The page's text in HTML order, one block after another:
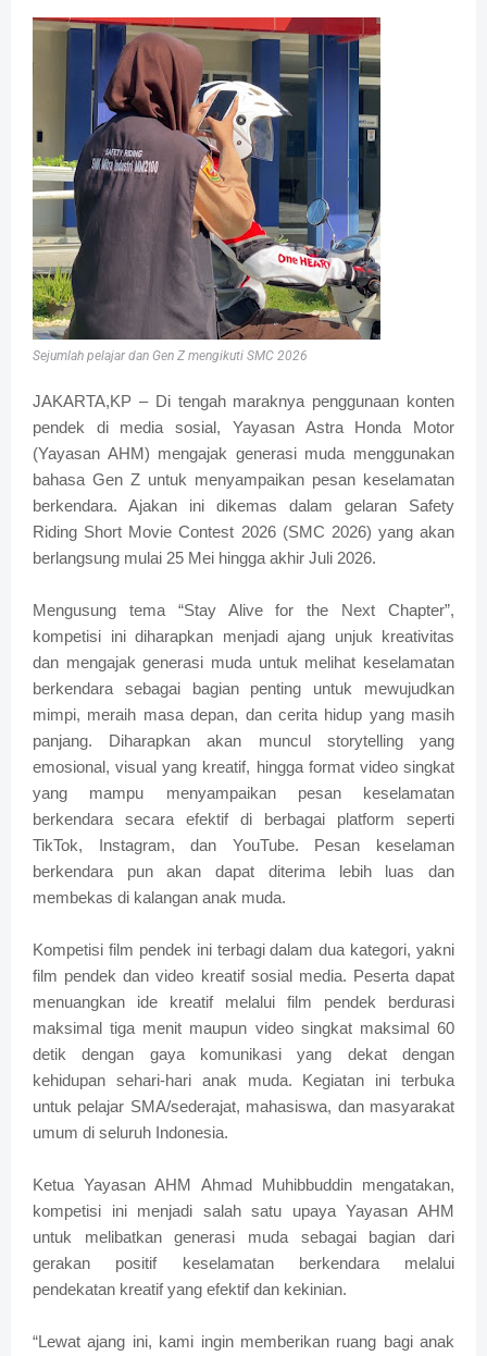
Sejumlah pelajar dan Gen Z mengikuti SMC 2026
JAKARTA,KP – Di tengah maraknya penggunaan konten
pendek di media sosial, Yayasan Astra Honda Motor
(Yayasan AHM) mengajak generasi muda menggunakan
bahasa Gen Z untuk menyampaikan pesan keselamatan
berkendara. Ajakan ini dikemas dalam gelaran Safety
Riding Short Movie Contest 2026 (SMC 2026) yang akan
berlangsung mulai 25 Mei hingga akhir Juli 2026.
Mengusung tema “Stay Alive for the Next Chapter”,
kompetisi ini diharapkan menjadi ajang unjuk kreativitas
dan mengajak generasi muda untuk melihat keselamatan
berkendara sebagai bagian penting untuk mewujudkan
mimpi, meraih masa depan, dan cerita hidup yang masih
panjang. Diharapkan akan muncul storytelling yang
emosional, visual yang kreatif, hingga format video singkat
yang mampu menyampaikan pesan keselamatan
berkendara secara efektif di berbagai platform seperti
TikTok, Instagram, dan YouTube. Pesan keselaman
berkendara pun akan dapat diterima lebih luas dan
membekas di kalangan anak muda.
Kompetisi film pendek ini terbagi dalam dua kategori, yakni
film pendek dan video kreatif sosial media. Peserta dapat
menuangkan ide kreatif melalui film pendek berdurasi
maksimal tiga menit maupun video singkat maksimal 60
detik dengan gaya komunikasi yang dekat dengan
kehidupan sehari-hari anak muda. Kegiatan ini terbuka
untuk pelajar SMA/sederajat, mahasiswa, dan masyarakat
umum di seluruh Indonesia.
Ketua Yayasan AHM Ahmad Muhibbuddin mengatakan,
kompetisi ini menjadi salah satu upaya Yayasan AHM
untuk melibatkan generasi muda sebagai bagian dari
gerakan positif keselamatan berkendara melalui
pendekatan kreatif yang efektif dan kekinian.
“Lewat ajang ini, kami ingin memberikan ruang bagi anak